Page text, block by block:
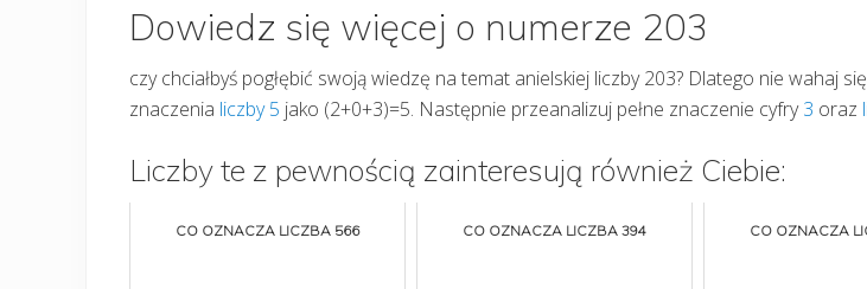
Dowiedz się więcej o numerze 203
czy chciałbyś pogłębić swoją wiedzę na temat anielskiej liczby 203? Dlatego nie wahaj
znaczenia liczby 5 jako (2+0+3)=5. Następnie przeanalizuj pełne znaczenie cyfry3 oraz
Liczby te z pewnością zainteresują również Ciebie:
CO OZNACZA LICZBA 566 CO OZNACZA LICZBA 394 CO OZNACZA